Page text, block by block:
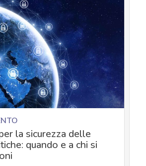
la sicurezza delle
quando e a chi si